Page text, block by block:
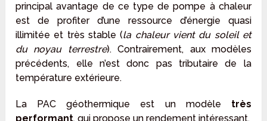
principal avantage de ce type de pompe à chaleur
est de profiter d’une ressource d’énergie quasi
illimitée et très stable (la chaleur vient du soleil et
du noyau terrestre). Contrairement, aux modèles
précédents, elle n’est donc pas tributaire de la
température extérieure.
La PAC géothermique est un modèle très
performant, qui propose un rendement intéressant.